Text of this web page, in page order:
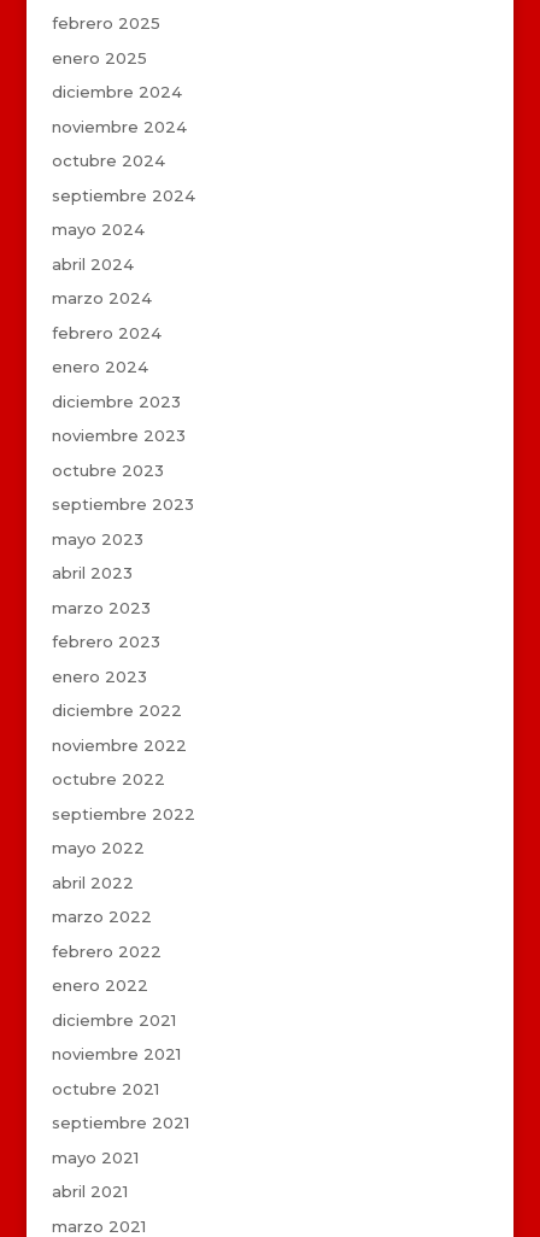
febrero 2025
enero 2025
diciembre 2024
noviembre 2024
octubre 2024
septiembre 2024
mayo 2024
abril 2024
marzo 2024
febrero 2024
enero 2024
diciembre 2023
noviembre 2023
octubre 2023
septiembre 2023
mayo 2023
abril 2023
marzo 2023
febrero 2023
enero 2023
diciembre 2022
noviembre 2022
octubre 2022
septiembre 2022
mayo 2022
abril 2022
marzo 2022
febrero 2022
enero 2022
diciembre 2021
noviembre 2021
octubre 2021
septiembre 2021
mayo 2021
abril 2021
marzo 2021